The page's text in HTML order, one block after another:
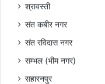
श्रावस्ती
संत कबीर नगर
संत रविदास नगर
सम्भल (भीम नगर)
सहारनपुर